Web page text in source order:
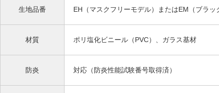
生地品番 EH（マスクフリーモデル）またはEM（ブラ
材質 ポリ塩化ビニール（PVC）、ガラス基材
防炎 対応（防炎性能試験番号取得済）